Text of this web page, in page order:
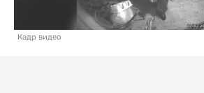
Кадр видео